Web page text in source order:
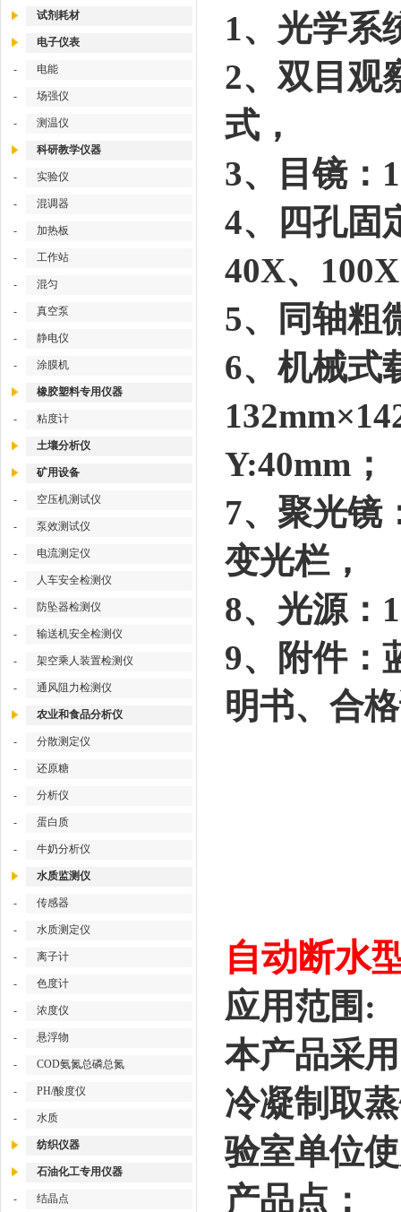
试剂耗材
电子仪表
- 电能
- 场强仪
- 测温仪
科研教学仪器
- 实验仪
- 混调器
- 加热板
- 工作站
- 混匀
- 真空泵
- 静电仪
- 涂膜机
橡胶塑料专用仪器
- 粘度计
土壤分析仪
矿用设备
- 空压机测试仪
- 泵效测试仪
- 电流测定仪
- 人车安全检测仪
- 防坠器检测仪
- 输送机安全检测仪
- 架空乘人装置检测仪
- 通风阻力检测仪
农业和食品分析仪
- 分散测定仪
- 还原糖
- 分析仪
- 蛋白质
- 牛奶分析仪
水质监测仪
- 传感器
- 水质测定仪
- 离子计
- 色度计
- 浓度仪
- 悬浮物
- COD氨氮总磷总氮
- PH/酸度仪
- 水质
纺织仪器
石油化工专用仪器
- 结晶点
1、光学系
2、双目观
式，
3、目镜：
4、四孔固
40X、
5、同轴粗
6、机械式
Y:40mm；
7、聚光镜
变光栏，
8、光源：
9、附件：
明书、合
自动断水
应用范围:
本产品采
冷凝制取
验室单位
产品点：